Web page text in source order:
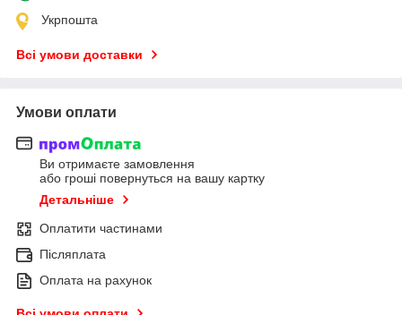
Укрпошта
Всі умови доставки
Умови оплати
Ви отримаєте замовлення
або гроші повернуться на вашу картку
Детальніше
Оплатити частинами
Післяплата
Оплата на рахунок